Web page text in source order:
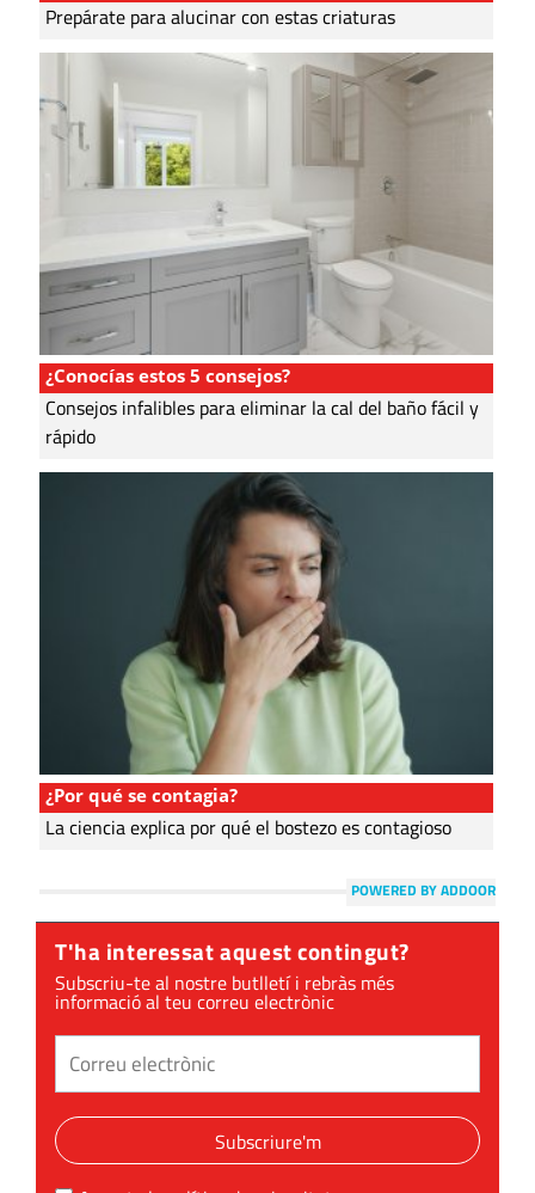
Prepárate para alucinar con estas criaturas
¿Conocías estos 5 consejos?
Consejos infalibles para eliminar la cal del baño fácil y
rápido
¿Por qué se contagia?
La ciencia explica por qué el bostezo es contagioso
POWERED BY ADDOOR
T'ha interessat aquest contingut?
Subscriu-te al nostre butlletí i rebràs més
informació al teu correu electrònic
Subscriure'm